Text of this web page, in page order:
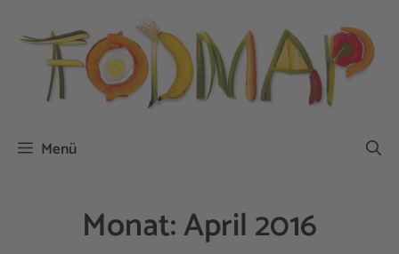
Inhalt
springen
Menü
Monat:April 2016